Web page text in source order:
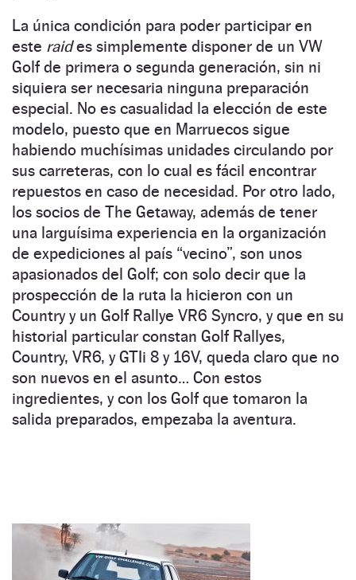
La única condición para poder participar en
este raides simplemente disponer de un VW
Golf de primera o segunda generación, sin ni
siquiera ser necesaria ninguna preparación
especial. No es casualidad la elección de este
modelo, puesto que en Marruecos sigue
habiendo muchísimas unidades circulando por
sus carreteras, con lo cual es fácil encontrar
repuestos en caso de necesidad. Por otro lado,
los socios de The Getaway, además de tener
una larguísima experiencia en la organización
de expediciones al país “vecino”, son unos
apasionados del Golf; con solo decir que la
prospección de la ruta la hicieron con un
Country y un Golf Rallye VR6 Syncro, y que en su
historial particular constan Golf Rallyes,
Country, VR6, y GTIi 8 y 16V, queda claro que no
son nuevos en el asunto… Con estos
ingredientes, y con los Golf que tomaron la
salida preparados, empezaba la aventura.